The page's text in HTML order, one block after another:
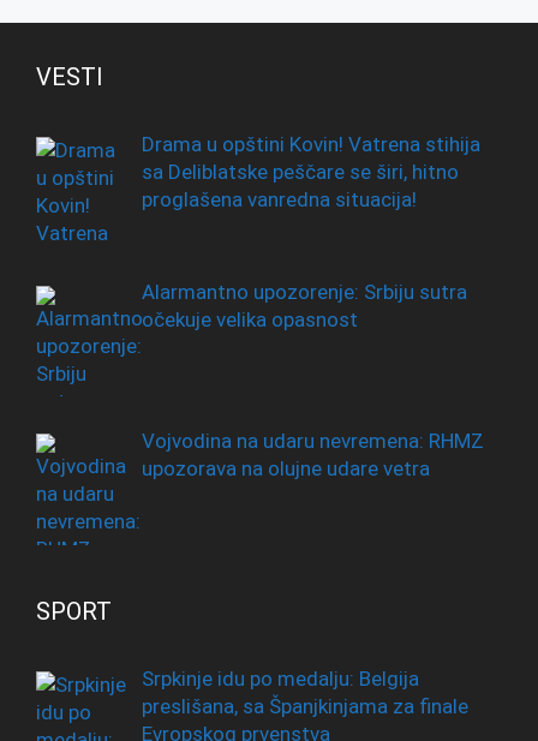
VESTI
Drama u opštini Kovin! Vatrena stihija
sa Deliblatske peščare se širi, hitno
proglašena vanredna situacija!
Alarmantno upozorenje: Srbiju sutra
očekuje velika opasnost
Vojvodina na udaru nevremena: RHMZ
upozorava na olujne udare vetra
SPORT
Srpkinje idu po medalju: Belgija
preslišana, sa Španjkinjama za finale
Evropskog prvenstva